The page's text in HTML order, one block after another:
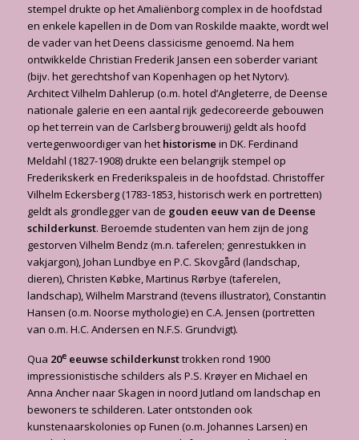
stempel drukte op het Amaliënborg complex in de hoofdstad
en enkele kapellen in de Dom van Roskilde maakte, wordt wel
de vader van het Deens classicisme genoemd. Na hem
ontwikkelde Christian Frederik Jansen een soberder variant
(bijv. het gerechtshof van Kopenhagen op het Nytorv).
Architect Vilhelm Dahlerup (o.m. hotel d’Angleterre, de Deense
nationale galerie en een aantal rijk gedecoreerde gebouwen
op het terrein van de Carlsberg brouwerij) geldt als hoofd
vertegenwoordiger van het historisme in DK. Ferdinand
Meldahl (1827-1908) drukte een belangrijk stempel op
Frederikskerk en Frederikspaleis in de hoofdstad. Christoffer
Vilhelm Eckersberg (1783-1853, historisch werk en portretten)
geldt als grondlegger van de gouden eeuw van de Deense
schilderkunst. Beroemde studenten van hem zijn de jong
gestorven Vilhelm Bendz (m.n. taferelen; genrestukken in
vakjargon), Johan Lundbye en P.C. Skovgård (landschap,
dieren), Christen Købke, Martinus Rørbye (taferelen,
landschap), Wilhelm Marstrand (tevens illustrator), Constantin
Hansen (o.m. Noorse mythologie) en C.A. Jensen (portretten
van o.m. H.C. Andersen en N.F.S. Grundvigt).
Qua 20eeeuwse schilderkunsttrokken rond 1900
impressionistische schilders als P.S. Krøyer en Michael en
Anna Ancher naar Skagen in noord Jutland om landschap en
bewoners te schilderen. Later ontstonden ook
kunstenaarskolonies op Funen (o.m. Johannes Larsen) en